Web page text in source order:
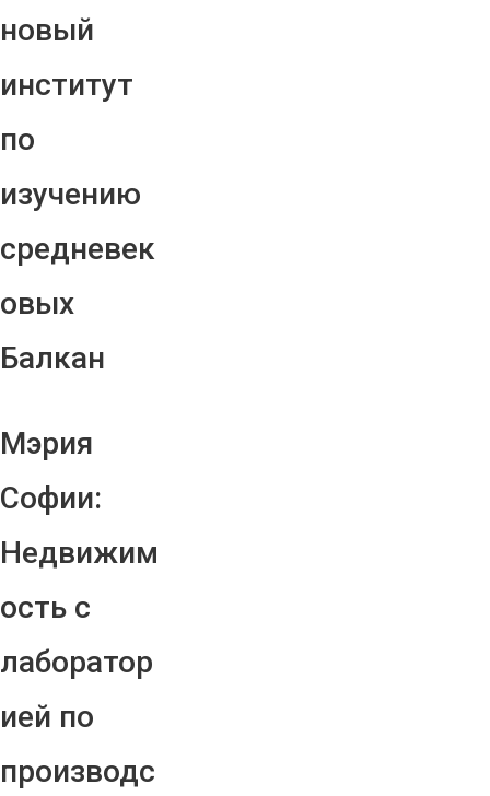
новый
институт
по
изучению
средневек
овых
Балкан
Мэрия
Софии:
Недвижим
ость с
лаборатор
ией по
производс